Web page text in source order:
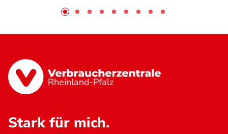
Rheinland-Pfalz
Stark für mich.